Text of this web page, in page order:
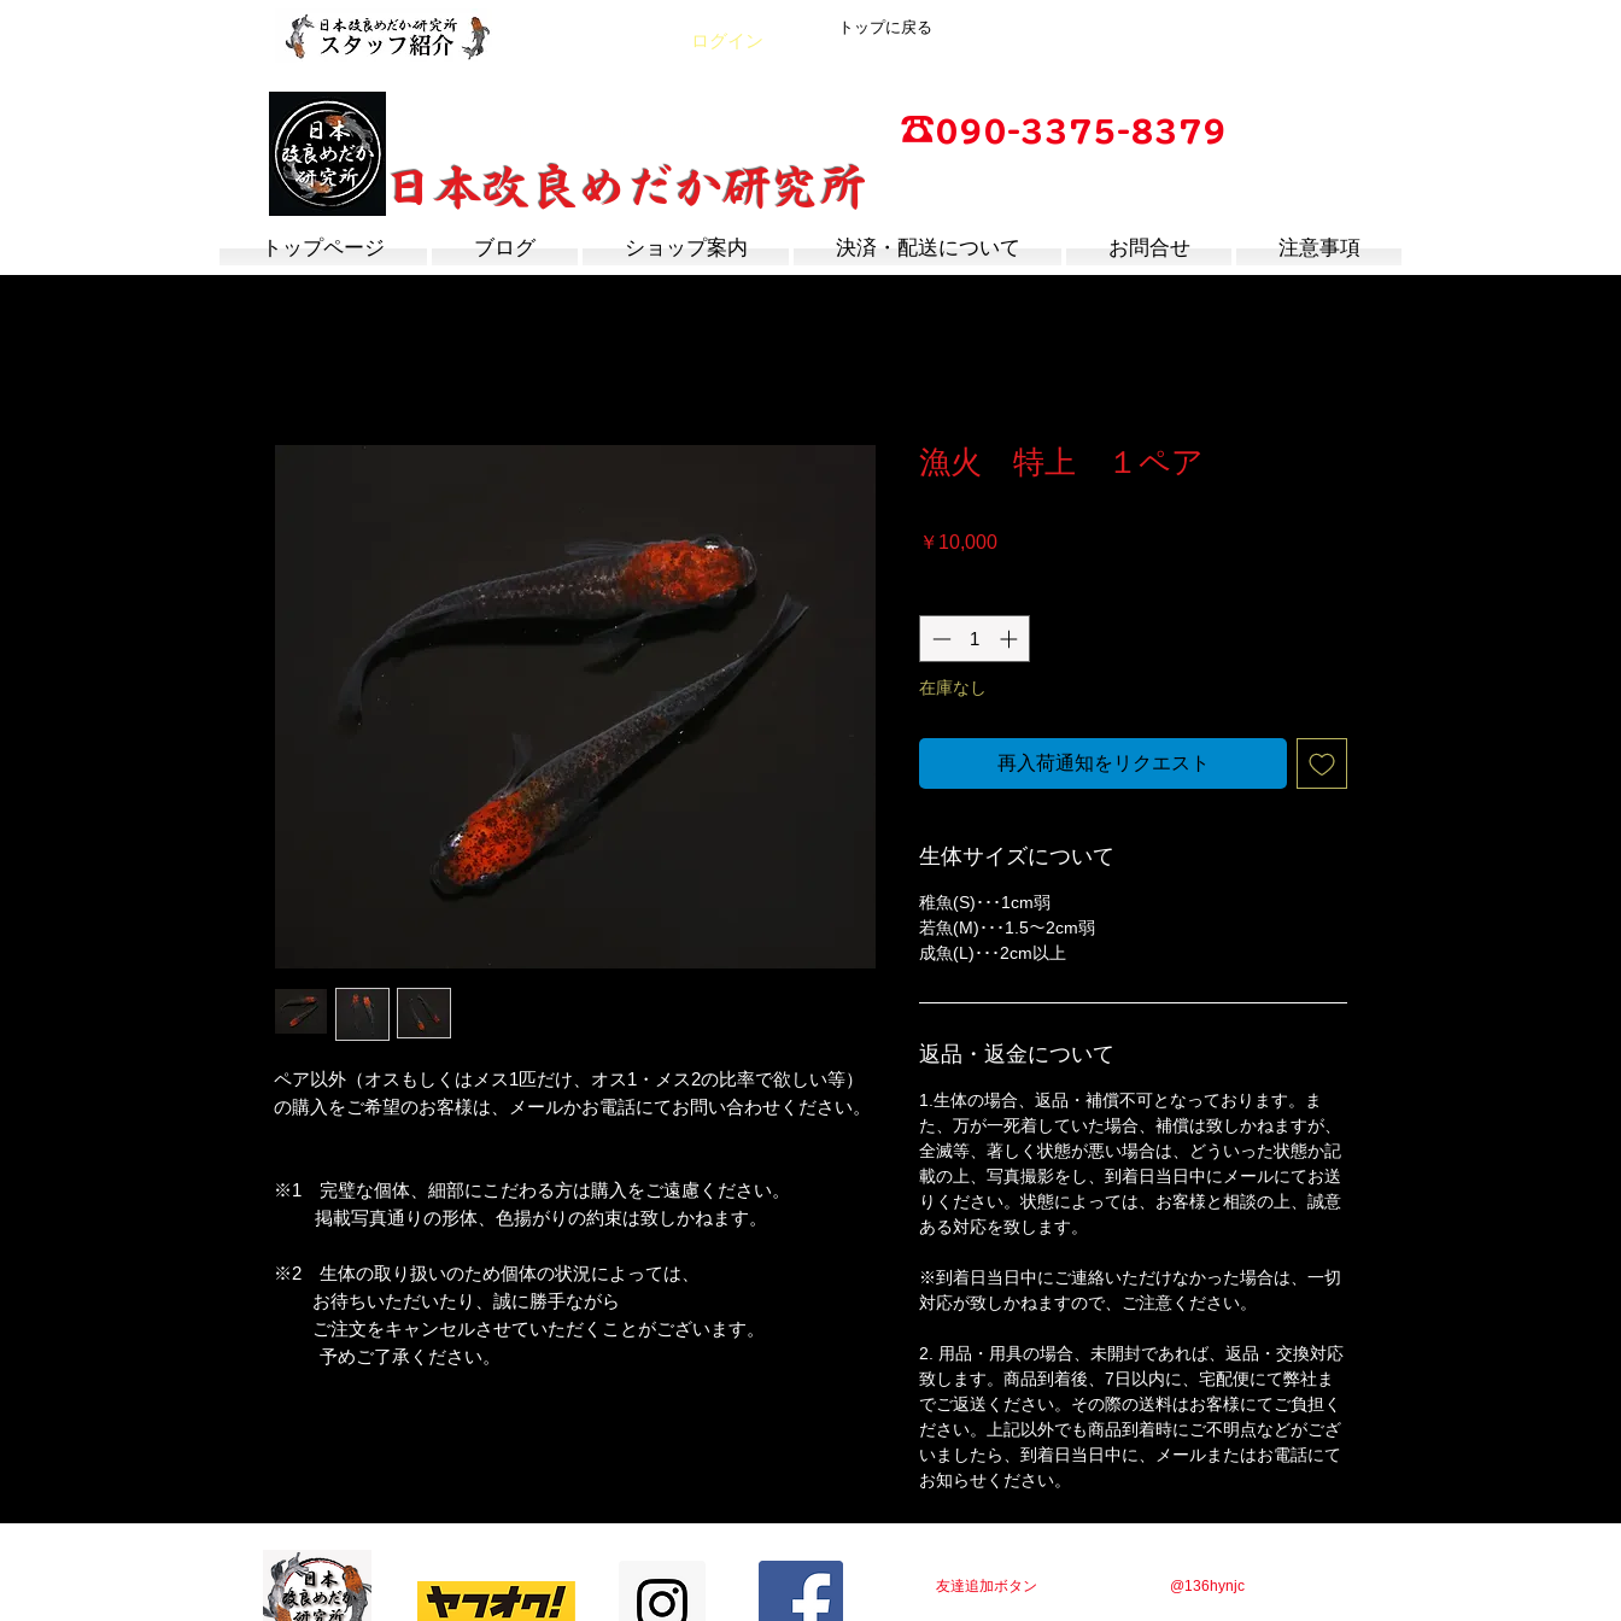
ログイン
トップに戻る
☎090-3375-8379
​日本改良めだか研究所
トップページ ブログ ショップ案内 決済・配送について お問合せ 注意事項
ペア以外（オスもしくはメス1匹だけ、オス1・メス2の比率で欲しい等）
の購入をご希望のお客様は、メールかお電話にてお問い合わせください。
※1 完璧な個体、細部にこだわる方は購入をご遠慮ください。
掲載写真通りの形体、色揚がりの約束は致しかねます。
※2 生体の取り扱いのため個体の状況によっては、
お待ちいただいたり、誠に勝手ながら
ご注文をキャンセルさせていただくことがございます。
予めご了承ください。
漁火 特上 １ペア
￥10,000価
在庫なし
再入荷通知をリクエスト
生体サイズについて
稚魚(S)･･･1cm弱
若魚(M)･･･1.5〜2cm弱
成魚(L)･･･2cm以上
返品・返金について
1.生体の場合、返品・補償不可となっております。ま
た、万が一死着していた場合、補償は致しかねますが、
全滅等、著しく状態が悪い場合は、どういった状態か記
載の上、写真撮影をし、到着日当日中にメールにてお送
りください。状態によっては、お客様と相談の上、誠意
ある対応を致します。
※到着日当日中にご連絡いただけなかった場合は、一切
対応が致しかねますので、ご注意ください。
2. 用品・用具の場合、未開封であれば、返品・交換対応
致します。商品到着後、7日以内に、宅配便にて弊社ま
でご返送ください。その際の送料はお客様にてご負担く
ださい。上記以外でも商品到着時にご不明点などがござ
いましたら、到着日当日中に、メールまたはお電話にて
お知らせください。
友達追加ボタン
@136hynjc】を検索！！